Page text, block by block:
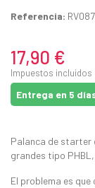
Referencia:
17,90 €
Impuestos incluidos
Entrega en 5
Palanca de starter
grandes tipo PHBL,
El problema es